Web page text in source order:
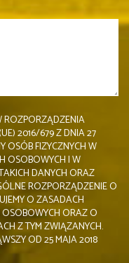
ROZPORZĄDZENIA
2016/679 Z DNIA 27
OSÓB FIZYCZNYCH W
OSOBOWYCH I W
DANYCH ORAZ
ROZPORZĄDZENIE O
O ZASADACH
ORAZ O
Z TYM ZWIĄZANYCH.
OD 25 MAJA 2018